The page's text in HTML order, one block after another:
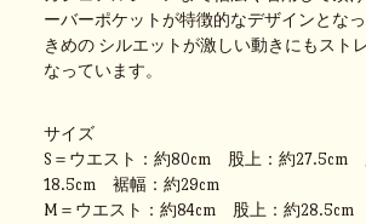
ーバーポケットが特徴的なデザインとな
きめの シルエットが激しい動きにもスト
なっています。
サイズ
S＝ウエスト：約80cm 股上：約27.5cm
18.5cm 裾幅：約29cm
M＝ウエスト：約84cm 股上：約28.5cm